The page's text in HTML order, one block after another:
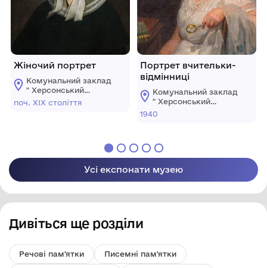
Жіночий портрет
Комунальний заклад
" Херсонський
обласний художній
поч. ХІХ століття
Портрет вчительки-
відмінниці
Комунальний заклад
" Херсонський
обласний художній
1940
Усі експонати музею
Дивіться ще розділи
Речові пам'ятки Писемні пам'ятки